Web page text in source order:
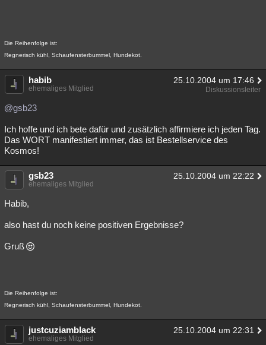
Die Reihenfolge ist:
Regnerisch kühl, Schaufensterbummel, Hundekot.
habib 25.10.2004 um 17:46
ehemaliges Mitglied Diskussionsleiter
@gsb23
Ich hoffe und ich bete dafür und zusätzlich affirmiere ich jeden Tag.
Das WORT manifestiert immer, das ist Bestellservice des
Kosmos!
gsb23 25.10.2004 um 22:22
ehemaliges Mitglied
Habib,
also hast du noch keine positiven Ergebnisse?
Gruß
Die Reihenfolge ist:
Regnerisch kühl, Schaufensterbummel, Hundekot.
justcuziamblack 25.10.2004 um 22:31
ehemaliges Mitglied